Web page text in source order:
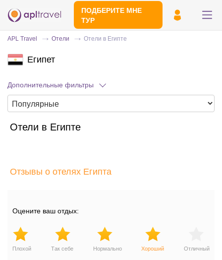
ПОДБЕРИТЕ МНЕ
ТУР
минут
APL Travel Отели Отели в Египте
Египет
Дополнительные фильтры
Отели в Египте
Отзывы о отелях Египта
Оцените ваш отдых:
Плохой Так себе Нормально Хороший Отличный